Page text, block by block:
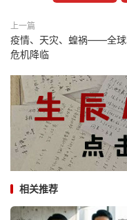
上一篇
疫情、天灾、蝗祸——全
危机降临
相关推荐